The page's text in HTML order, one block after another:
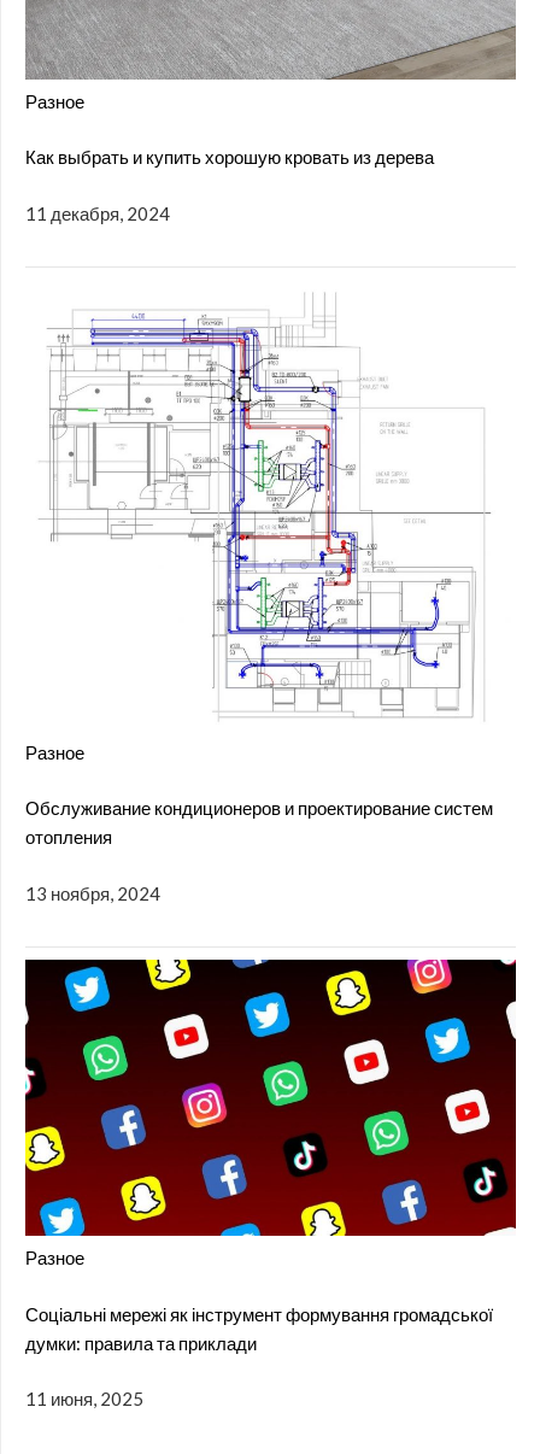
Разное
Как выбрать и купить хорошую кровать из дерева
11 декабря, 2024
Разное
Обслуживание кондиционеров и проектирование систем
отопления
13 ноября, 2024
Разное
Соціальні мережі як інструмент формування громадської
думки: правила та приклади
11 июня, 2025